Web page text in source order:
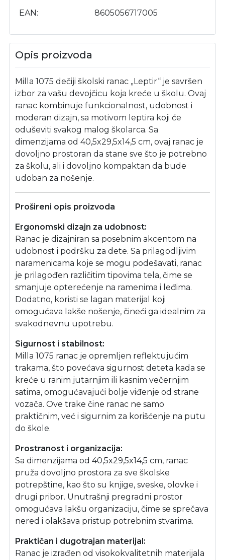
EAN 8605056717005
Opis proizvoda
Milla 1075 dečiji školski ranac „Leptir“ je savršen
izbor za vašu devojčicu koja kreće u školu. Ovaj
ranac kombinuje funkcionalnost, udobnost i
moderan dizajn, sa motivom leptira koji će
oduševiti svakog malog školarca. Sa
dimenzijama od 40,5x29,5x14,5 cm, ovaj ranac je
dovoljno prostoran da stane sve što je potrebno
za školu, ali i dovoljno kompaktan da bude
udoban za nošenje.
Prošireni opis proizvoda
Ergonomski dizajn za udobnost:
Ranac je dizajniran sa posebnim akcentom na
udobnost i podršku za dete. Sa prilagodljivim
naramenicama koje se mogu podešavati, ranac
je prilagođen različitim tipovima tela, čime se
smanjuje opterećenje na ramenima i leđima.
Dodatno, koristi se lagan materijal koji
omogućava lakše nošenje, čineći ga idealnim za
svakodnevnu upotrebu.
Sigurnost i stabilnost:
Milla 1075 ranac je opremljen reflektujućim
trakama, što povećava sigurnost deteta kada se
kreće u ranim jutarnjim ili kasnim večernjim
satima, omogućavajući bolje viđenje od strane
vozača. Ove trake čine ranac ne samo
praktičnim, već i sigurnim za korišćenje na putu
do škole.
Prostranost i organizacija:
Sa dimenzijama od 40,5x29,5x14,5 cm, ranac
pruža dovoljno prostora za sve školske
potrepštine, kao što su knjige, sveske, olovke i
drugi pribor. Unutrašnji pregradni prostor
omogućava lakšu organizaciju, čime se sprečava
nered i olakšava pristup potrebnim stvarima.
Praktičan i dugotrajan materijal:
Ranac je izrađen od visokokvalitetnih materijala